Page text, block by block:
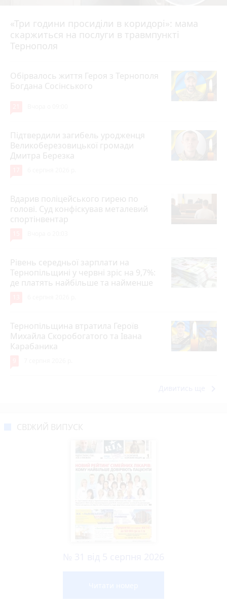
«Три години просиділи в коридорі»: мама
скаржиться на послуги в травмпункті
Тернополя
Вчора о 13:05
Обірвалось життя Героя з Тернополя
Богдана Сосінського
Підтвердили загибель уродженця
Великоберезовицької громади
Дмитра Березка
Вдарив поліцейського гирею по
голові. Суд конфіскував металевий
спортінвентар
Рівень середньої зарплати на
Тернопільщині у червні зріс на 9,7%:
де платять найбільше та найменше
Тернопільщина втратила Героїв
Михайла Скоробогатого та Івана
Карабаника